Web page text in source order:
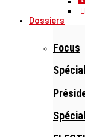
Dossiers
Focus